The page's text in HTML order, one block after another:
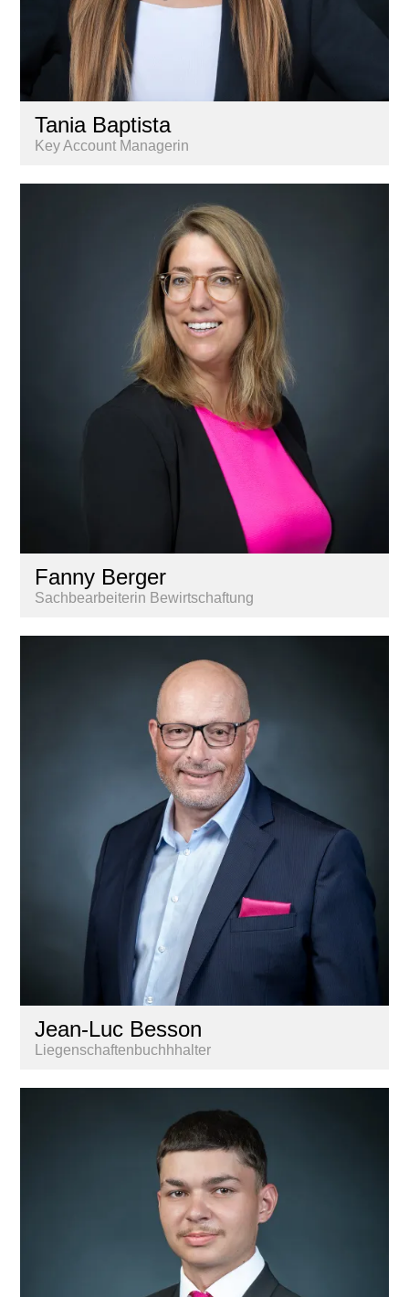
Tania Baptista
Key Account Managerin
Fanny Berger
Sachbearbeiterin Bewirtschaftung
Jean-Luc Besson
Liegenschaftenbuchhhalter